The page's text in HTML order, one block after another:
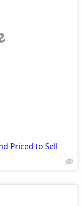
Priced to Sell